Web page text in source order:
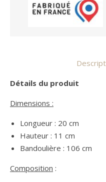
Détails du produit
Dimensions :
Longueur : 20 cm
Hauteur : 11 cm
Bandoulière : 106 cm
Composition :